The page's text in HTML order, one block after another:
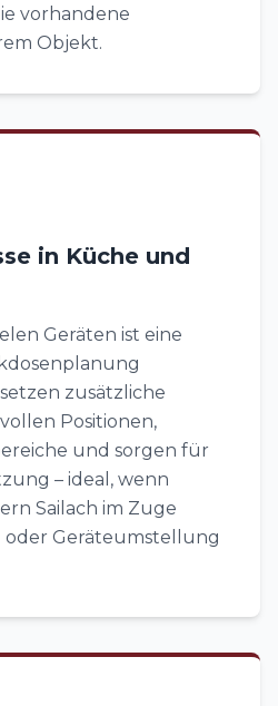
vorhandene
Objekt.
in Küche und
Geräten ist eine
zusätzliche
Positionen,
und sorgen für
– ideal, wenn
Sailach im Zuge
oder Geräteumstellung